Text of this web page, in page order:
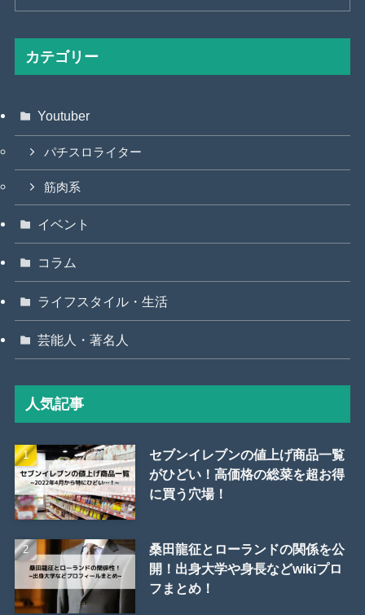
カテゴリー
Youtuber
パチスロライター
筋肉系
イベント
コラム
ライフスタイル・生活
芸能人・著名人
人気記事
セブンイレブンの値上げ商品一覧
がひどい！高価格の総菜を超お得
に買う穴場！
桑田龍征とローランドの関係を公
開！出身大学や身長などwikiプロ
フまとめ！